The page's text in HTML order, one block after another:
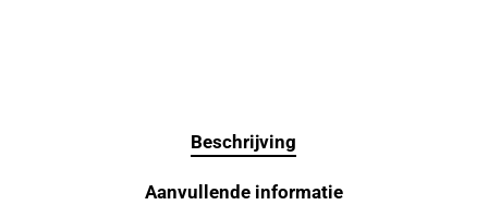
Beschrijving
Aanvullende informatie